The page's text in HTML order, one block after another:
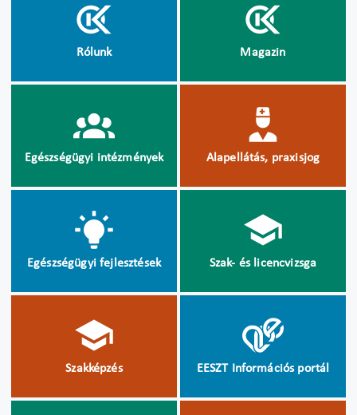
Rólunk Magazin
Egészségügyi intézmények Alapellátás, praxisjog
Egészségügyi fejlesztések Szak- és licencvizsga
Szakképzés EESZT Információs portál